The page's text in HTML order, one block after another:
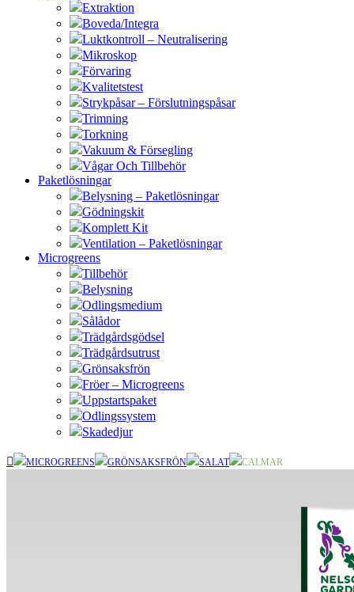
Extraktion
Boveda/Integra
Luktkontroll – Neutralisering
Mikroskop
Förvaring
Kvalitetstest
Strykpåsar – Förslutningspåsar
Trimning
Torkning
Vakuum & Försegling
Vågar Och Tillbehör
Paketlösningar
Belysning – Paketlösningar
Gödningskit
Komplett Kit
Ventilation – Paketlösningar
Microgreens
Tillbehör
Belysning
Odlingsmedium
Sålådor
Trädgårdsgödsel
Trädgårdsutrust
Grönsaksfrön
Fröer – Microgreens
Uppstartspaket
Odlingssystem
Skadedjur
MICROGREENS GRÖNSAKSFRÖN SALAT CALMAR